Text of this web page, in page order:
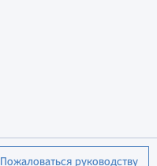
Пожаловаться руководству